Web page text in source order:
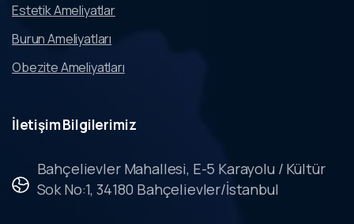
Estetik Ameliyatlar
Burun Ameliyatları
Obezite Ameliyatları
İletişimBilgilerimiz
Bahçelievler Mahallesi, E-5 Karayolu / Kültür
Sok No:1, 34180 Bahçelievler/İstanbul